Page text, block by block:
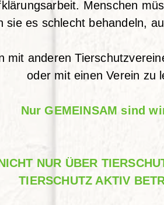
Menschen
sie es schlecht behandeln,
mit anderen
oder mit einen Verein zu
Nur GEMEINSAM sind
NUR ÜBER
TIERSCHUTZ AKTIV